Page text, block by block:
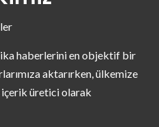
haberlerini en objektif bir
aktarırken, ülkemize
içerik üretici olarak